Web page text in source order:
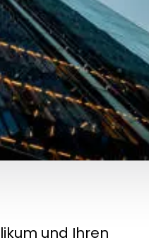
und Ihren